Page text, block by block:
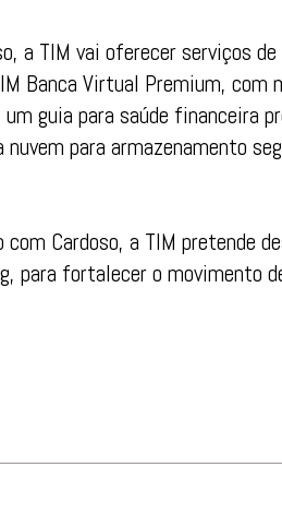
a TIM vai oferecer serviços
Banca Virtual Premium,
um guia para saúde financeira
nuvem para armazenamento
com Cardoso, a TIM pretende
para fortalecer o movimento